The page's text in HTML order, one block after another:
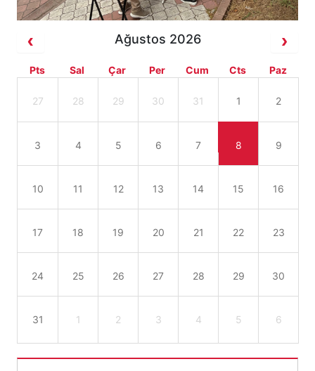
Ağustos 2026
Pts Sal Çar Per Cum Cts Paz
27 28 29 30 31 1 2
3 4 5 6 7 8 9
10 11 12 13 14 15 16
17 18 19 20 21 22 23
24 25 26 27 28 29 30
31 1 2 3 4 5 6